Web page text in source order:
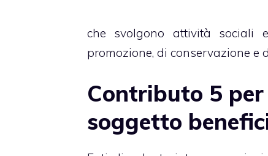
che svolgono attività sociali
promozione, di conservazione
Contributo 5
soggetto